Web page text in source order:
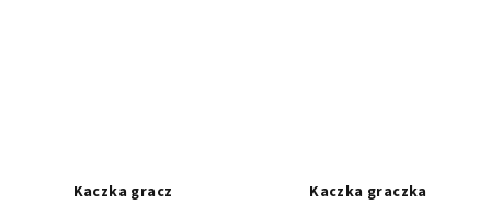
Kaczka gracz Kaczka graczka